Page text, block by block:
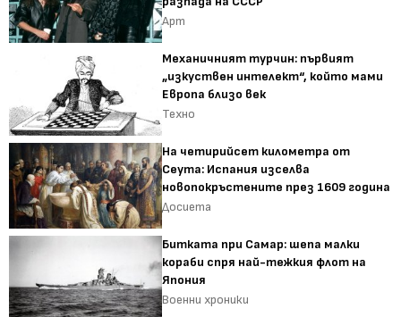
Арт
Механичният турчин: първият
„изкуствен интелект“, който мами
Европа близо век
Техно
На четирийсет километра от
Сеута: Испания изселва
новопокръстените през 1609 година
Досиета
Битката при Самар: шепа малки
кораби спря най-тежкия флот на
Япония
Военни хроники